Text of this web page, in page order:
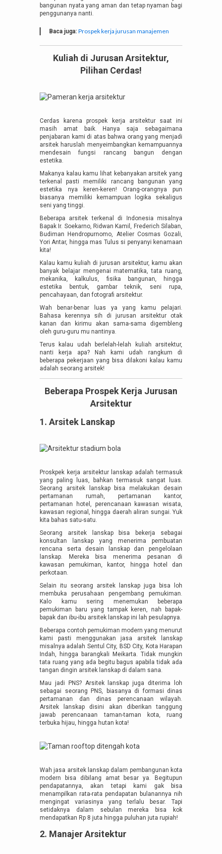
bangunan nyata yang aman dan tetap nyaman bagi
penggunanya nanti.
Baca juga: Prospek kerja jurusan manajemen
Kuliah di Jurusan Arsitektur,
Pilihan Cerdas!
Cerdas karena prospek kerja arsitektur saat ini
masih amat baik. Hanya saja sebagaimana
penjabaran kami di atas bahwa orang yang menjadi
arsitek haruslah menyeimbangkan kemampuannya
mendesain fungsi rancang bangun dengan
estetika.
Makanya kalau kamu lihat kebanyakan arsitek yang
terkenal pasti memiliki rancang bangunan yang
estetika nya keren-keren! Orang-orangnya pun
biasanya memiliki kemampuan logika sekaligus
seni yang tinggi.
Beberapa arsitek terkenal di Indonesia misalnya
Bapak Ir. Soekarno, Ridwan Kamil, Frederich Silaban,
Budiman Hendropurnomo, Atelier Cosmas Gozali,
Yori Antar, hingga mas Tulus si penyanyi kenamaan
kita!
Kalau kamu kuliah di jurusan arsitektur, kamu akan
banyak belajar mengenai matematika, tata ruang,
mekanika, kalkulus, fisika bangunan, hingga
estetika bentuk, gambar teknik, seni rupa,
pencahayaan, dan fotografi arsitektur.
Wah benar-benar luas ya yang kamu pelajari.
Bahasa kerennya sih di jurusan arsitektur otak
kanan dan kirimu akan sama-sama digembleng
oleh guru-guru mu nantinya.
Terus kalau udah berlelah-lelah kuliah arsitektur,
nanti kerja apa? Nah kami udah rangkum di
beberapa pekerjaan yang bisa dilakoni kalau kamu
adalah seorang arsitek!
Beberapa Prospek Kerja Jurusan
Arsitektur
1. Arsitek Lanskap
Proskpek kerja arsitektur lanskap adalah termasuk
yang paling luas, bahkan termasuk sangat luas.
Seorang arsitek lanskap bisa melakukan desain
pertamanan rumah, pertamanan kantor,
pertamanan hotel, perencanaan kawasan wisata,
kawasan regional, hingga daerah aliran sungai. Yuk
kita bahas satu-satu.
Seorang arsitek lanskap bisa bekerja sebagai
konsultan lanskap yang menerima pembuatan
rencana serta desain lanskap dan pengelolaan
lanskap. Mereka bisa menerima pesanan di
kawasan pemukiman, kantor, hingga hotel dan
perkotaan.
Selain itu seorang arsitek lanskap juga bisa loh
membuka perusahaan pengembang pemukiman.
Kalo kamu sering menemukan beberapa
pemukiman baru yang tampak keren, nah bapak-
bapak dan ibu-ibu arsitek lanskap ini lah pesulapnya.
Beberapa contoh pemukiman modern yang menurut
kami pasti menggunakan jasa arsitek lanskap
misalnya adalah Sentul City, BSD City, Kota Harapan
Indah, hingga barangkali Meikarta. Tidak mungkin
tata ruang yang ada begitu bagus apabila tidak ada
tangan dingin arsitek lanskap di dalam sana.
Mau jadi PNS? Arsitek lanskap juga diterima loh
sebagai seorang PNS, biasanya di formasi dinas
pertamanan dan dinas perencanaan wilayah.
Arsitek lanskap disini akan diberikan tanggung
jawab perencanaan taman-taman kota, ruang
terbuka hijau, hingga hutan kota!
Wah jasa arsitek lanskap dalam pembangunan kota
modern bisa dibilang amat besar ya. Begitupun
pendapatannya, akan tetapi kami gak bisa
menampilkan rata-rata pendapatan bulanannya nih
mengingat variasinya yang terlalu besar. Tapi
setidaknya dalam sebulan mereka bisa kok
mendapatkan Rp 8 juta hingga puluhan juta rupiah!
2. Manajer Arsitektur